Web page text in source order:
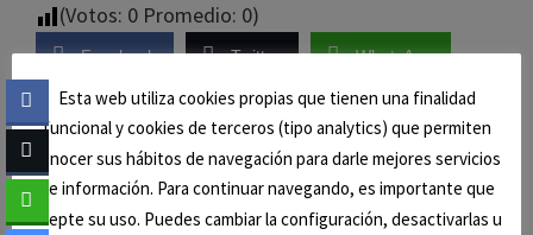
(Votos: 0 Promedio: 0)
Facebook Twitter WhatsApp
Email
Esta web utiliza cookies propias que tienen una finalidad
funcional y cookies de terceros (tipo analytics) que permiten
conocer sus hábitos de navegación para darle mejores servicios
de información. Para continuar navegando, es importante que
acepte su uso. Puedes cambiar la configuración, desactivarlas u